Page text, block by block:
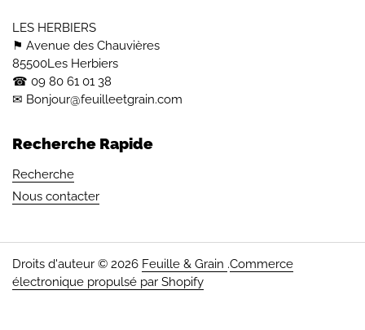
LES HERBIERS
⚑ Avenue des Chauvières
85500Les Herbiers
☎︎ 09 80 61 01 38
✉ Bonjour@feuilleetgrain.com
Recherche Rapide
Recherche
Nous contacter
Droits d'auteur © 2026 Feuille & Grain .Commerce
électronique propulsé par Shopify